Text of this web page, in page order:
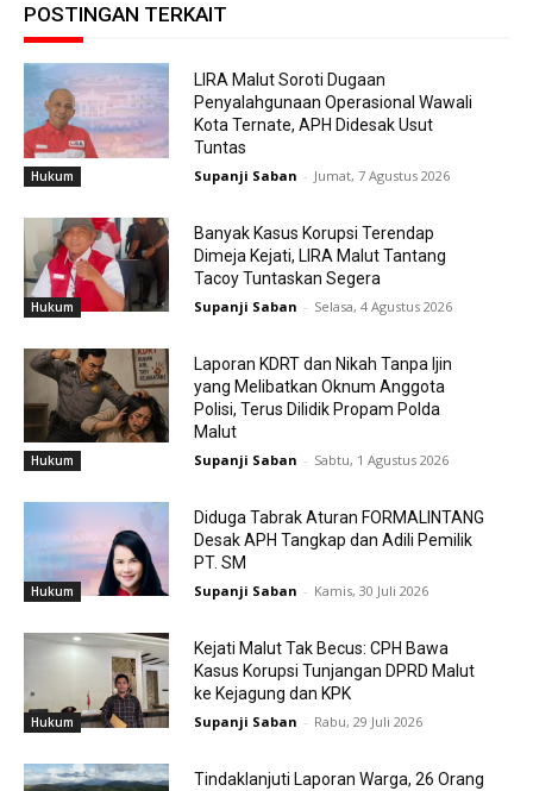
POSTINGAN TERKAIT
Hukum
LIRA Malut Soroti Dugaan
Penyalahgunaan Operasional Wawali
Kota Ternate, APH Didesak Usut
Tuntas
Supanji Saban - Jumat, 7 Agustus 2026
Hukum
Banyak Kasus Korupsi Terendap
Dimeja Kejati, LIRA Malut Tantang
Tacoy Tuntaskan Segera
Supanji Saban - Selasa, 4 Agustus 2026
Hukum
Laporan KDRT dan Nikah Tanpa Ijin
yang Melibatkan Oknum Anggota
Polisi, Terus Dilidik Propam Polda
Malut
Supanji Saban - Sabtu, 1 Agustus 2026
Hukum
Diduga Tabrak Aturan FORMALINTANG
Desak APH Tangkap dan Adili Pemilik
PT. SM
Supanji Saban - Kamis, 30 Juli 2026
Hukum
Kejati Malut Tak Becus: CPH Bawa
Kasus Korupsi Tunjangan DPRD Malut
ke Kejagung dan KPK
Supanji Saban - Rabu, 29 Juli 2026
Tindaklanjuti Laporan Warga, 26 Orang